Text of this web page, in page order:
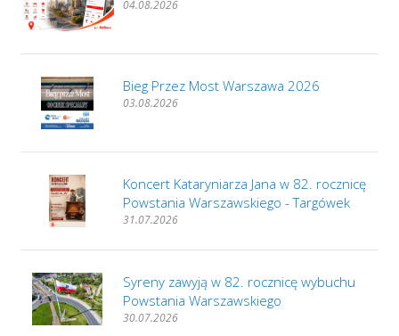
04.08.2026
Bieg Przez Most Warszawa 2026
03.08.2026
Koncert Kataryniarza Jana w 82. rocznicę
Powstania Warszawskiego - Targówek
31.07.2026
Syreny zawyją w 82. rocznicę wybuchu
Powstania Warszawskiego
30.07.2026